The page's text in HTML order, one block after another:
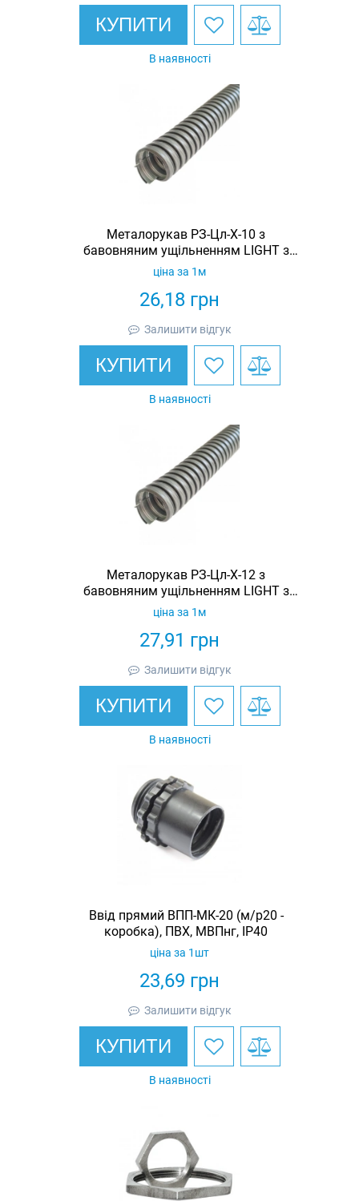
КУПИТИ
В наявності
Металорукав РЗ-Цл-Х-10 з
бавовняним ущільненням LIGHT з
протяжкою (бухта 50м)
26,18 грн
ціна за 1м
Залишити відгук
КУПИТИ
В наявності
Металорукав РЗ-Цл-Х-12 з
бавовняним ущільненням LIGHT з
протяжкою (бухта 50м)
27,91 грн
ціна за 1м
Залишити відгук
КУПИТИ
В наявності
Ввід прямий ВПП-МК-20 (м/р20 -
коробка), ПВХ, МВПнг, IP40
23,69 грн
ціна за 1шт
Залишити відгук
КУПИТИ
В наявності